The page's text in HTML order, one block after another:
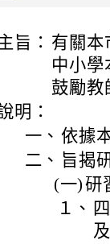
旨： 有關本
中小學
鼓勵教
明：
一、 依據
二、 旨揭
(一)研
１、